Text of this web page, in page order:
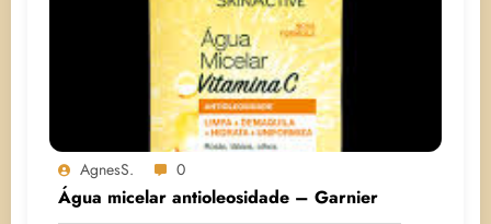
AgnesS. 0
Água micelar antioleosidade – Garnier